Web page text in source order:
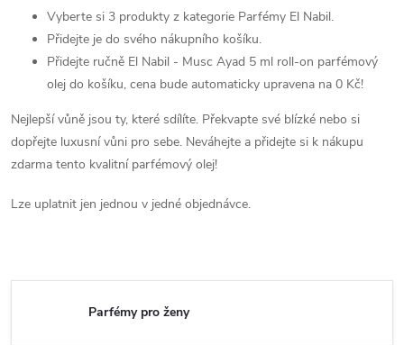
Vyberte si 3 produkty z kategorie Parfémy El Nabil.
Přidejte je do svého nákupního košíku.
Přidejte ručně El Nabil - Musc Ayad 5 ml roll-on parfémový
olej do košíku, cena bude automaticky upravena na 0 Kč!
Nejlepší vůně jsou ty, které sdílíte. Překvapte své blízké nebo si
dopřejte luxusní vůni pro sebe. Neváhejte a přidejte si k nákupu
zdarma tento kvalitní parfémový olej!
Lze uplatnit jen jednou v jedné objednávce.
Parfémy pro ženy